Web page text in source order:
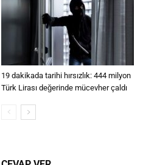
19 dakikada tarihi hırsızlık: 444 milyon
Türk Lirası değerinde mücevher çaldı